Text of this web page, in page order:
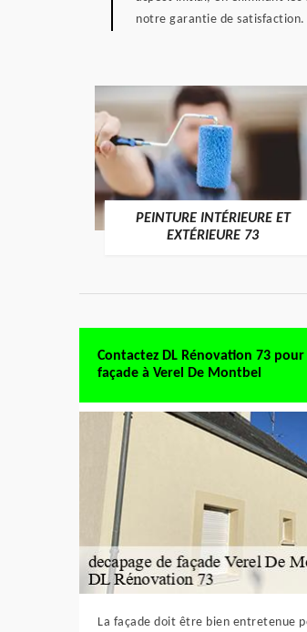
notre garantie de satisfaction.
PEINTURE INTÉRIEURE ET
EXTÉRIEURE 73
Contactez DL Rénovation 73
façade à Verel De Montbel
La façade doit être bien entretenue